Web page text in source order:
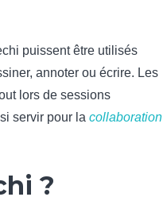
puissent être utilisés
annoter ou écrire. Les
lors de sessions
servir pour lacollaboration
?